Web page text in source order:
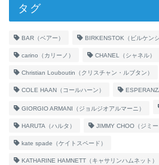
タグ
BAR（ベアー） BIRKENSTOK（ビルケン
carino（カリーノ） CHANEL（シャネル）
Christian Louboutin（クリスチャン・ルブタン）
COLE HAAN（コールハーン）
GIORGIO ARMANI（ジョルジオアルマーニ）
HARUTA（ハルタ） JIMMY CHOO（ジミー
kate spade（ケイトスペード）
KATHARINE HAMNETT（キャサリンハムネット）